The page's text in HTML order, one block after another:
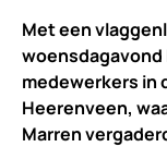
Met een
medewerkers in
Heerenveen,
Marren